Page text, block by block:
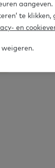
aangeven.
te
en
weigeren.